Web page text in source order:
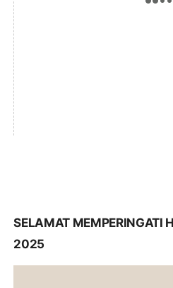
SELAMAT MEMPERINGATI
2025